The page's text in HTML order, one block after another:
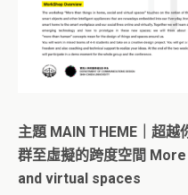
主題 MAIN THEME｜超
群至虛擬的跨度空間
and virtual spaces